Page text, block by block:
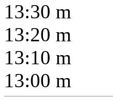
13:30 m
13:20 m
13:10 m
13:00 m